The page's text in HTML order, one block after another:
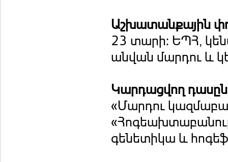
Աշխատանքային
23 տարի: ԵՊՀ,
անվան մարդու և
Կարդացվող
«Մարդու
գենետիկա և